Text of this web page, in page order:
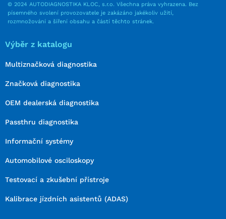
© 2024 AUTODIAGNOSTIKA KLOC, s.r.o. Všechna práva vyhrazena. Bez
písemného svolení provozovatele je zakázáno jakékoliv užití,
rozmnožování a šíření obsahu a částí těchto stránek.
Výběr z katalogu
Multiznačková diagnostika
Značková diagnostika
OEM dealerská diagnostika
Passthru diagnostika
Informační systémy
Automobilové osciloskopy
Testovací a zkušební přístroje
Kalibrace jízdních asistentů (ADAS)